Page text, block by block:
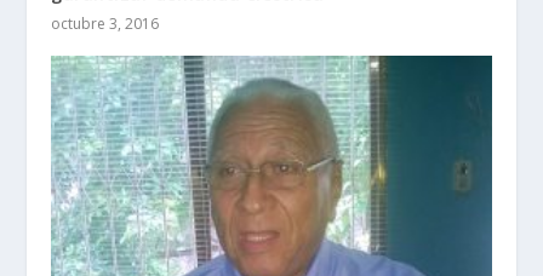
octubre 3, 2016